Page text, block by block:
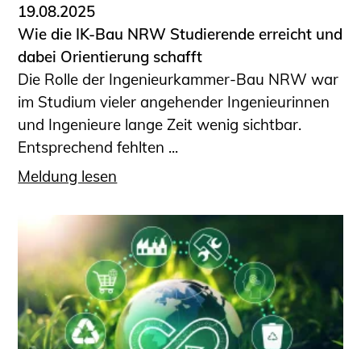
Kontakt und Anfahrt
Impressum
Datenschutz
Ingenieurakademie West
19.08.2025
Wie die IK-Bau NRW Studierende erreicht und
dabei Orientierung schafft
Die Rolle der Ingenieurkammer-Bau NRW war
im Studium vieler angehender Ingenieurinnen
und Ingenieure lange Zeit wenig sichtbar.
Entsprechend fehlten ...
Meldung lesen